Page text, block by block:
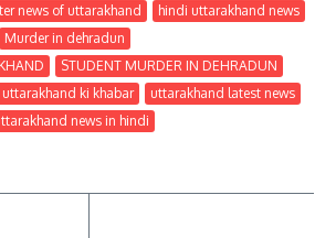
news of uttarakhand
hindi uttarakhand news
Murder in dehradun
STUDENT MURDER IN DEHRADUN
uttarakhand ki khabar
uttarakhand latest news
news in hindi